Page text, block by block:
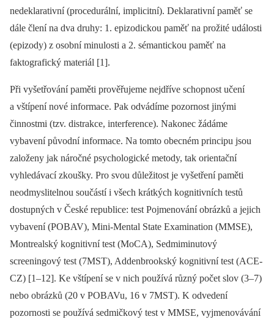
nedeklarativní (procedurální, implicitní). Deklarativní paměť se
dále člení na dva druhy: 1. epizodickou paměť na prožité události
(epizody) z osobní minulosti a 2. sémantickou paměť na
faktografický materiál [1].
Při vyšetřování paměti prověřujeme nejdříve schopnost učení
a vštípení nové informace. Pak odvádíme pozornost jinými
činnostmi (tzv. distrakce, interference). Nakonec žádáme
vybavení původní informace. Na tomto obecném principu jsou
založeny jak náročné psychologické metody, tak orientační
vyhledávací zkoušky. Pro svou důležitost je vyšetření paměti
neodmyslitelnou součástí i všech krátkých kognitivních testů
dostupných v České republice: test Pojmenování obrázků a jejich
vybavení (POBAV), Mini-Mental State Examination (MMSE),
Montrealský kognitivní test (MoCA), Sedmiminutový
screeningový test (7MST), Addenbrookský kognitivní test (ACE-
CZ) [1–12]. Ke vštípení se v nich používá různý počet slov (3–7)
nebo obrázků (20 v POBAVu, 16 v 7MST). K odvedení
pozornosti se používá sedmičkový test v MMSE, vyjmenovávání